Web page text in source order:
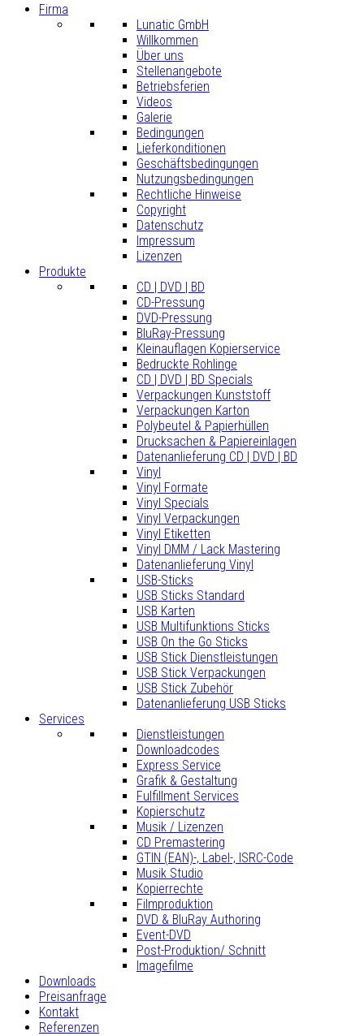
Firma
Lunatic GmbH
Willkommen
Über uns
Stellenangebote
Betriebsferien
Videos
Galerie
Bedingungen
Lieferkonditionen
Geschäftsbedingungen
Nutzungsbedingungen
Rechtliche Hinweise
Copyright
Datenschutz
Impressum
Lizenzen
Produkte
CD | DVD | BD
CD-Pressung
DVD-Pressung
BluRay-Pressung
Kleinauflagen Kopierservice
Bedruckte Rohlinge
CD | DVD | BD Specials
Verpackungen Kunststoff
Verpackungen Karton
Polybeutel & Papierhüllen
Drucksachen & Papiereinlagen
Datenanlieferung CD | DVD | BD
Vinyl
Vinyl Formate
Vinyl Specials
Vinyl Verpackungen
Vinyl Etiketten
Vinyl DMM / Lack Mastering
Datenanlieferung Vinyl
USB-Sticks
USB Sticks Standard
USB Karten
USB Multifunktions Sticks
USB On the Go Sticks
USB Stick Dienstleistungen
USB Stick Verpackungen
USB Stick Zubehör
Datenanlieferung USB Sticks
Services
Dienstleistungen
Downloadcodes
Express Service
Grafik & Gestaltung
Fulfillment Services
Kopierschutz
Musik / Lizenzen
CD Premastering
GTIN (EAN)-, Label-, ISRC-Code
Musik Studio
Kopierrechte
Filmproduktion
DVD & BluRay Authoring
Event-DVD
Post-Produktion/ Schnitt
Imagefilme
Downloads
Preisanfrage
Kontakt
Referenzen